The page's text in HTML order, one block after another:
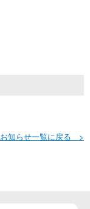
お知らせ一覧に戻る >